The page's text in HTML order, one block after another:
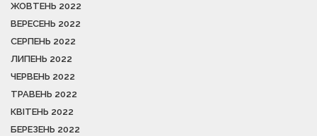
ЖОВТЕНЬ 2022
ВЕРЕСЕНЬ 2022
СЕРПЕНЬ 2022
ЛИПЕНЬ 2022
ЧЕРВЕНЬ 2022
ТРАВЕНЬ 2022
КВІТЕНЬ 2022
БЕРЕЗЕНЬ 2022